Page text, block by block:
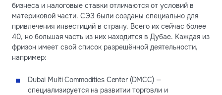
бизнеса и налоговые ставки отличаются от условий в
материковой части. СЭЗ были созданы специально для
привлечения инвестиций в страну. Всего их сейчас более
40, но большая часть из них находится в Дубае. Каждая из
фризон имеет свой список разрешённой деятельности,
например:
Dubai Multi Commodities Center (DMCC) —
специализируется на развитии торговли и